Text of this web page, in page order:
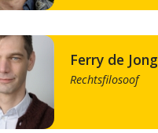
Ferry de Jong
Rechtsfilosoof